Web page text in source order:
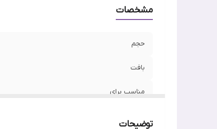
مشخصات
حجم
بافت
مناسب برای
توضیحات